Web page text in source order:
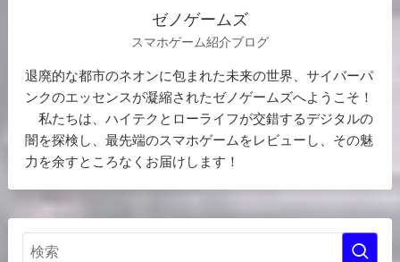
ゼノゲームズ
スマホゲーム紹介ブログ
退廃的な都市のネオンに包まれた未来の世界、サイバーパ
ンクのエッセンスが凝縮されたゼノゲームズへようこそ！
私たちは、ハイテクとローライフが交錯するデジタルの
闇を探検し、最先端のスマホゲームをレビューし、その魅
力を余すところなくお届けします！